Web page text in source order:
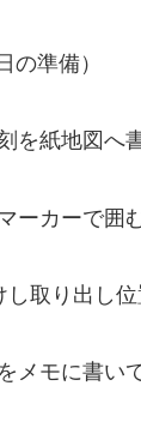
の準備）
を紙地図へ
ーカーで囲
取り出し
メモに書い